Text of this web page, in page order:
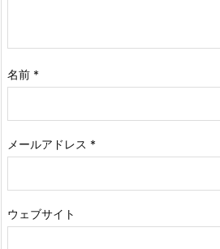
名前 *
メールアドレス *
ウェブサイト